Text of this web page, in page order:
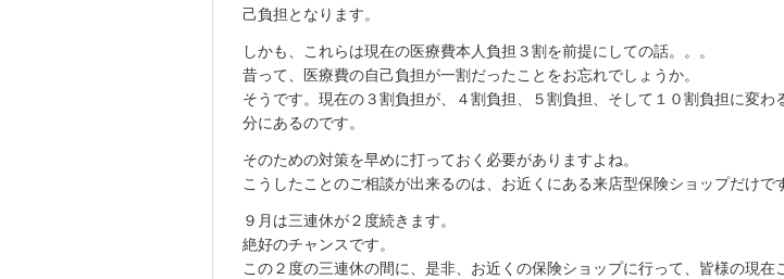
己負担となります。
しかも、これらは現在の医療費本人負担３割を前提にしての話。。。
昔って、医療費の自己負担が一割だったことをお忘れでしょうか。
そうです。現在の３割負担が、４割負担、５割負担、そして１０割負担に変わ
分にあるのです。
そのための対策を早めに打っておく必要がありますよね。
こうしたことのご相談が出来るのは、お近くにある来店型保険ショップだけで
９月は三連休が２度続きます。
絶好のチャンスです。
この２度の三連休の間に、是非、お近くの保険ショップに行って、皆様の現在